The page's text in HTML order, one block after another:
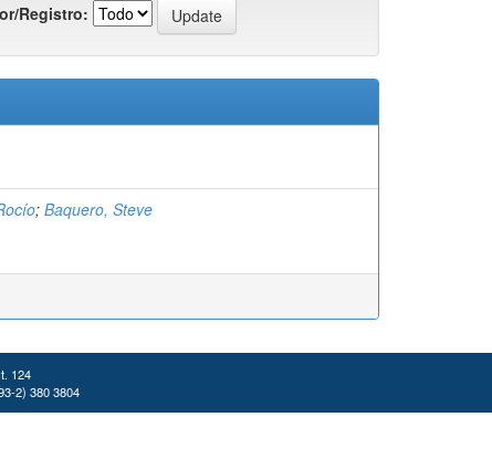
Registro:
; Baquero, Steve
124
2) 380 3804